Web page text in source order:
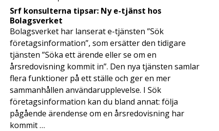
Srf konsulterna tipsar: Ny e-tjänst hos
Bolagsverket
Bolagsverket har lanserat e-tjänsten ”Sök
företagsinformation”, som ersätter den tidigare
tjänsten ”Söka ett ärende eller se om en
årsredovisning kommit in”. Den nya tjänsten samlar
flera funktioner på ett ställe och ger en mer
sammanhållen användarupplevelse. I Sök
företagsinformation kan du bland annat: följa
pågående ärendense om en årsredovisning har
kommit …